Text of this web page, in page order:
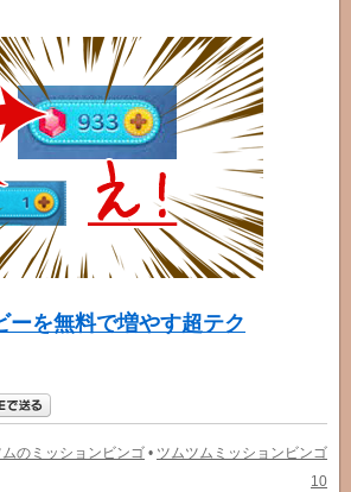
ーを無料で増やす超テク
ムのミッションビンゴ • ツムツムミッションビンゴ
10